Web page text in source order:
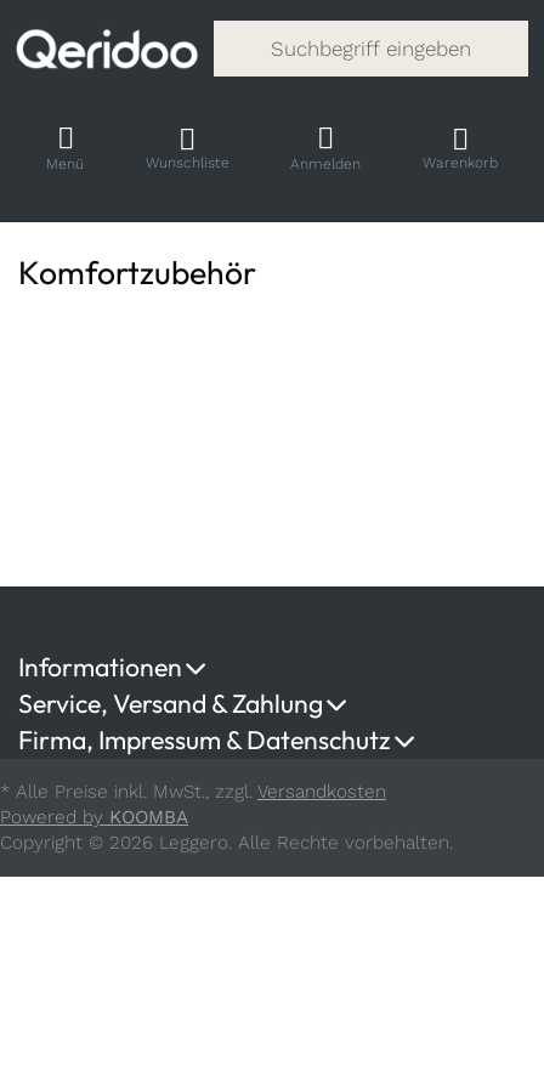
Menü Wunschliste Anmelden Warenkorb
Komfortzubehör
Informationen
Service, Versand & Zahlung
Firma, Impressum & Datenschutz
* Alle Preise inkl. MwSt., zzgl. Versandkosten
Powered by KOOMBA
Copyright © 2026 Leggero. Alle Rechte vorbehalten.